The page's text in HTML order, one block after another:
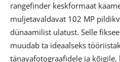
rangefinder keskformaat
muljetavaldavat 102 MP
dünaamilist ulatust. Selle
muudab ta ideaalseks
tänavafotograafidele ja